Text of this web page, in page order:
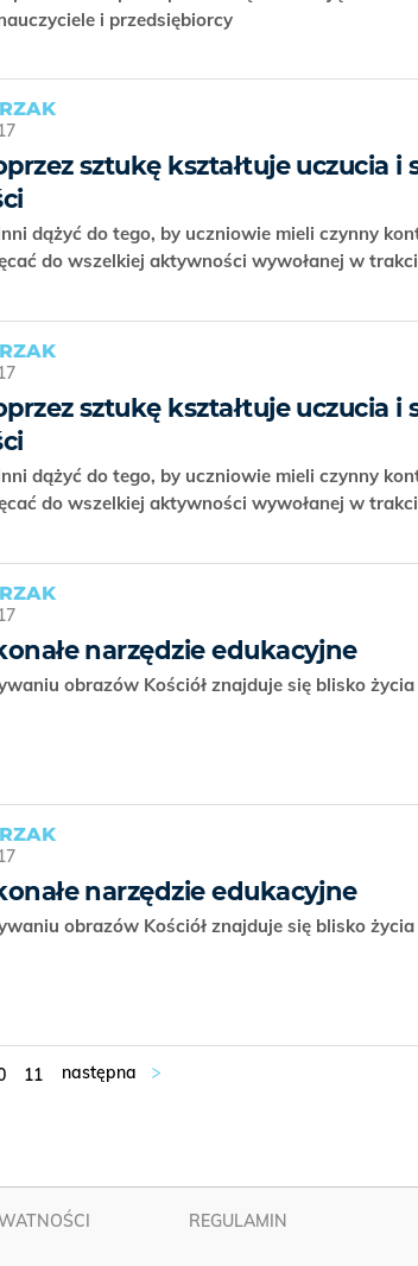
i przedsiębiorcy
sztukę kształtuje uczucia i
dążyć do tego, by uczniowie mieli czynny
do wszelkiej aktywności wywołanej w
sztukę kształtuje uczucia i
dążyć do tego, by uczniowie mieli czynny
do wszelkiej aktywności wywołanej w
narzędzie edukacyjne
obrazów Kościół znajduje się blisko życia
narzędzie edukacyjne
obrazów Kościół znajduje się blisko życia
11
REGULAMIN